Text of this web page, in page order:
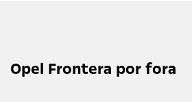
Opel Frontera por fora